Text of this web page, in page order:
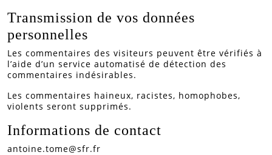
Transmission de vos données
personnelles
Les commentaires des visiteurs peuvent être vérifiés à
l’aide d’un service automatisé de détection des
commentaires indésirables.
Les commentaires haineux, racistes, homophobes,
violents seront supprimés.
Informations de contact
antoine.tome@sfr.fr